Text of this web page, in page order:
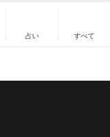
占い すべて